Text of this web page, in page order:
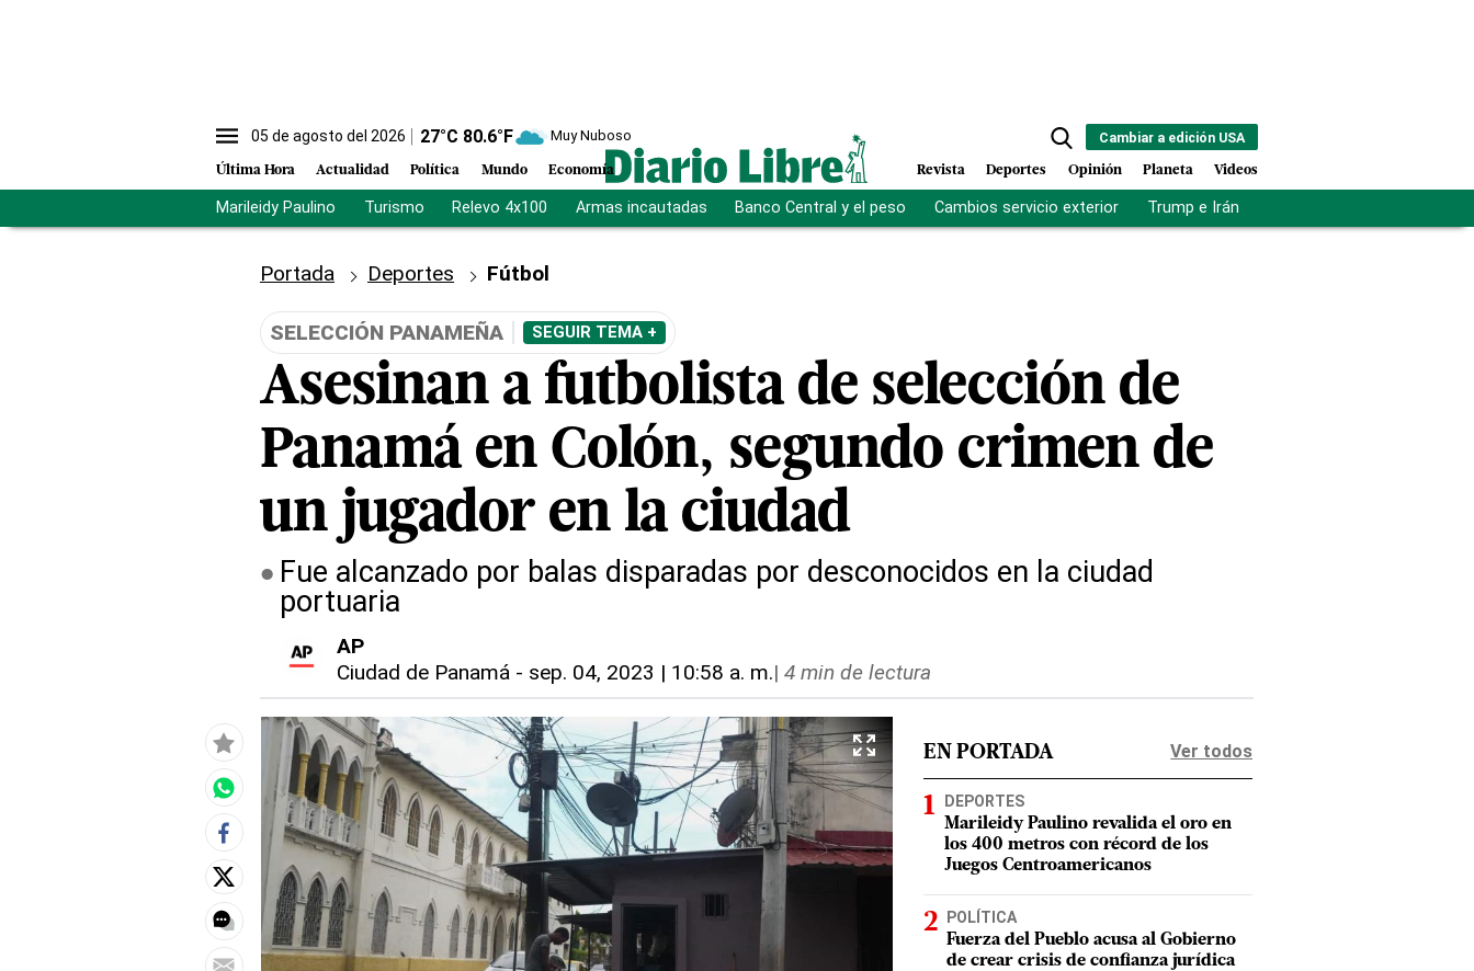
05 de agosto del 2026 27°C 80.6°F Muy Nuboso
Última Hora Actualidad Política Mundo Economía
Cambiar a edición USA
Revista Deportes Opinión Planeta Videos
Marileidy Paulino Turismo Relevo 4x100 Armas incautadas Banco Central y el peso Cambios servicio exterior Trump e Irán
Portada Deportes Fútbol
SELECCIÓN PANAMEÑA SEGUIR TEMA +
Asesinan a futbolista de selección de
Panamá en Colón, segundo crimen de
un jugador en la ciudad
Fue alcanzado por balas disparadas por desconocidos en la ciudad
portuaria
AP
Ciudad de Panamá - sep. 04, 2023 | 10:58 a. m.| 4 min de lectura
EN PORTADA Ver todos
DEPORTES
Marileidy Paulino revalida el oro en
los 400 metros con récord de los
Juegos Centroamericanos
POLÍTICA
Fuerza del Pueblo acusa al Gobierno
de crear crisis de confianza jurídica